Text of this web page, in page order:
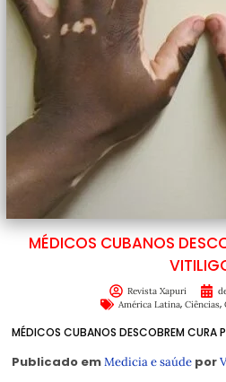
MÉDICOS CUBANOS
Revista Xapuri
América Latina, Ciências,
MÉDICOS CUBANOS DESCOBREM CURA
Publicado emMedicia e saúde por